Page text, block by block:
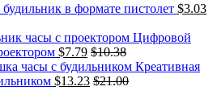
в формате пистолет $3.03
Цифровой
$7.79 $10.38
Креативная
$13.23 $21.00